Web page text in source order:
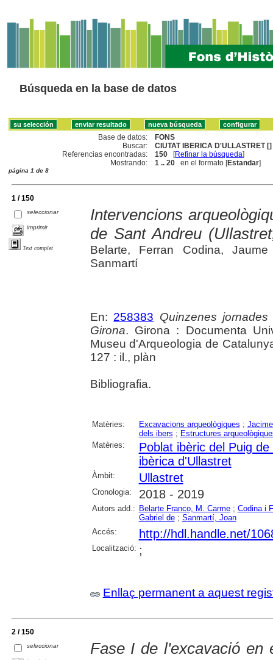
Búsqueda en la base de datos
Base de datos:
FONS
Buscar:
CIUTAT IBERICA D'ULLASTRET []
Referencias encontradas:
150 [Refinar la búsqueda]
Mostrando:
1 .. 20 en el formato [Estandar]
página 1 de 8
1 / 150
seleccionar
imprimir
Text complet
Intervencions
de Sant Andreu
Belarte, Ferran Codina,
Sanmartí
En: 258383 Quinzenes
Girona. Girona : Documenta
Museu d'Arqueologia de
127 : il., plàn
Bibliografia.
Matèries: Excavacions arqueològiques ;
dels ibers ; Estructures
Matèries:
Poblat ibèric del Puig
ibèrica d'Ullastret
Àmbit: Ullastret
Cronologia: 2018 - 2019
Autors add.: Belarte Franco, M. Carme; Codina i
Gabriel de; Sanmartí, Joan
Accés:
http://hdl.handle.net/
Localització: ;
Enllaç permanent a aquest
2 / 150
seleccionar
Fase I de l'excavació en